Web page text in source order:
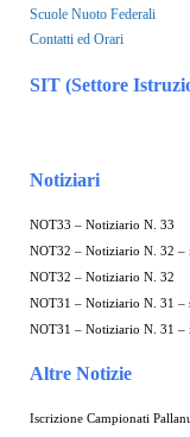
Scuole Nuoto Federali
Contatti ed Orari
SIT (Settore
Notiziari
NOT33 – Notiziario N. 33
NOT32 – Notiziario N. 32 –
NOT32 – Notiziario N. 32
NOT31 – Notiziario N. 31 –
NOT31 – Notiziario N. 31 –
Altre Notizie
Iscrizione Campionati